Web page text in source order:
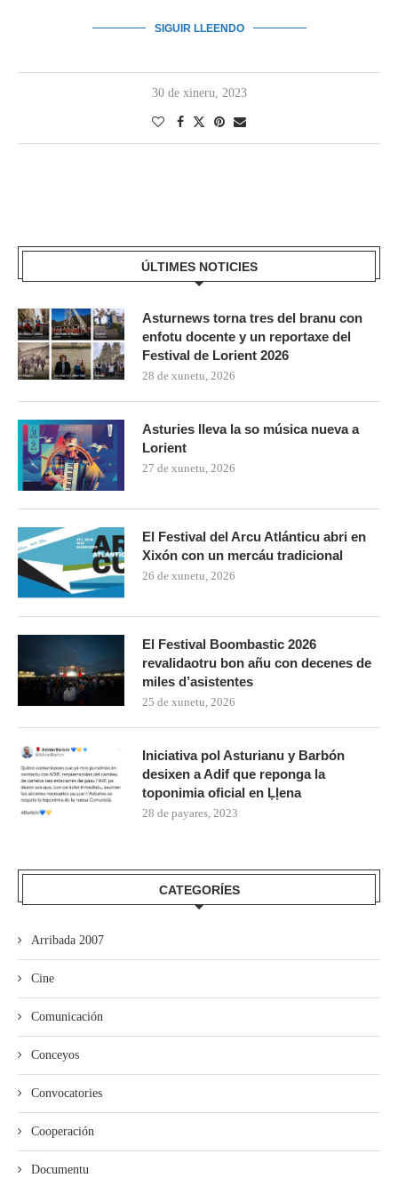
SIGUIR LLEENDO
30 de xineru, 2023
ÚLTIMES NOTICIES
Asturnews torna tres del branu con
enfotu docente y un reportaxe del
Festival de Lorient 2026
28 de xunetu, 2026
Asturies lleva la so música nueva a
Lorient
27 de xunetu, 2026
El Festival del Arcu Atlánticu abri en
Xixón con un mercáu tradicional
26 de xunetu, 2026
El Festival Boombastic 2026
revalidaotru bon añu con decenes de
miles d’asistentes
25 de xunetu, 2026
Iniciativa pol Asturianu y Barbón
desixen a Adif que reponga la
toponimia oficial en Ḷḷena
28 de payares, 2023
CATEGORÍES
Arribada 2007
Cine
Comunicación
Conceyos
Convocatories
Cooperación
Documentu